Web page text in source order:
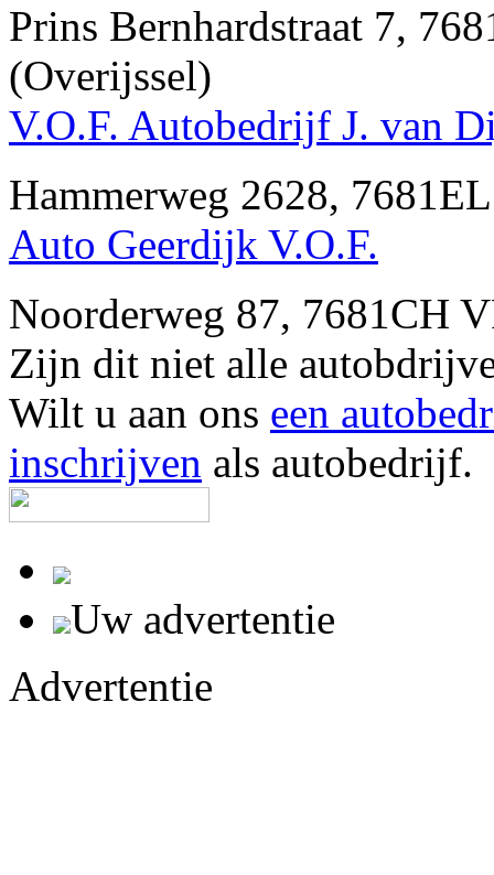
Prins Bernhardstraat 7,
(Overijssel)
V.O.F. Autobedrijf J. van
Hammerweg 2628,
Auto Geerdijk V.O.F.
Noorderweg 87, 7681CH
Zijn dit niet alle
Wilt u aan ons een
inschrijven als autobedrijf.
Uw advertentie
Advertentie